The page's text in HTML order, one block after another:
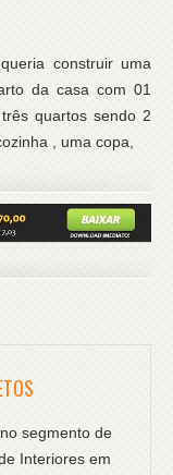
construir uma
da casa com 01
quartos sendo 2
, uma copa,
segmento de
Interiores em